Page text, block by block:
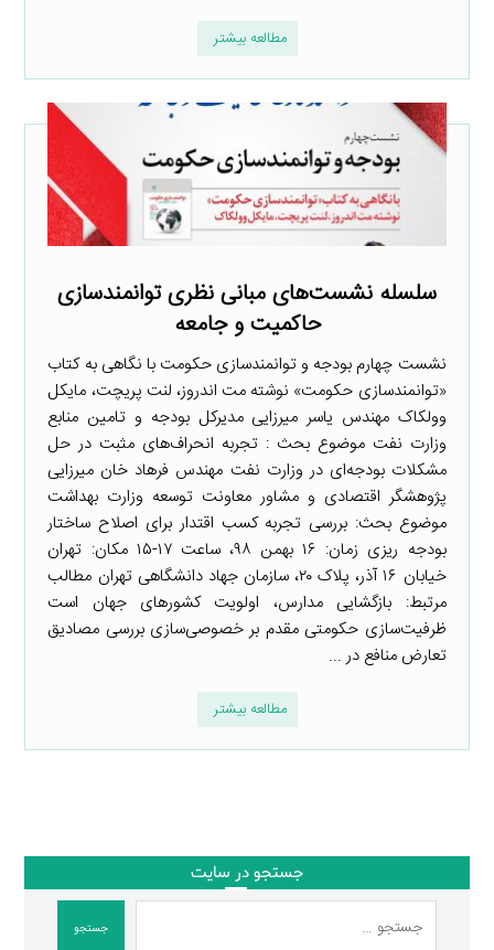
مطالعه بیشتر
سلسله نشست‌های مبانی نظری توانمندسازی
حاکمیت و جامعه
نشست چهارم بودجه و توانمندسازی حکومت با نگاهی به کتاب
«توانمندسازی حکومت» نوشته مت اندروز، لنت پریچت، مایکل
وولکاک مهندس یاسر میرزایی مدیرکل بودجه و تامین منابع
وزارت نفت موضوع بحث : تجربه انحراف‌های مثبت در حل
مشکلات بودجه‌ای در وزارت نفت مهندس فرهاد خان میرزایی
پژوهشگر اقتصادی و مشاور معاونت توسعه وزارت بهداشت
موضوع بحث: بررسی تجربه کسب اقتدار برای اصلاح ساختار
بودجه ریزی زمان: ۱۶ بهمن ۹۸، ساعت ۱۷-۱۵ مکان: تهران
خیابان ۱۶ آذر، پلاک ۲۰، سازمان جهاد دانشگاهی تهران مطالب
مرتبط: بازگشایی مدارس، اولویت کشورهای جهان است
ظرفیت‌سازی حکومتی مقدم بر خصوصی‌سازی بررسی مصادیق
تعارض منافع در ...
مطالعه بیشتر
جستجو در سایت
جستجو